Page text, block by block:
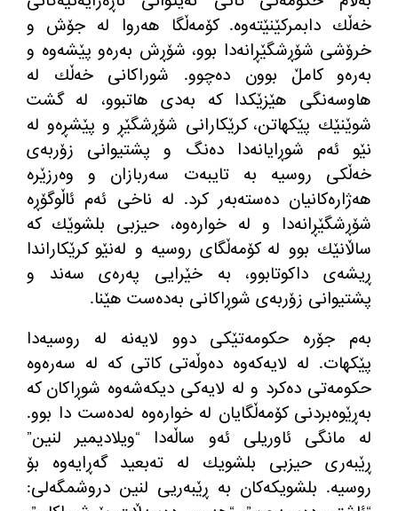
خەڵك دابمركێنێتەوە. كۆمەڵگا هەروا لە جۆش و
خرۆشی شۆڕشگێڕانەدا بوو، شۆڕش بەرەو پێشەوە و
بەرەو كامڵ بوون دەچوو. شوراكانی خەڵك لە
هاوسەنگی هێزێكدا كە بەدی هاتبوو، لە گشت
شوێنێك پێكهاتن، كرێكارانی شۆڕشگێڕ و پێشڕەو لە
نێو ئەم شوڕایانەدا دەنگ و پشتیوانی زۆربەی
خەڵكی روسیە بە تایبەت سەربازان و وەرزێرە
هەژارەكانیان دەستەبەر كرد. لە ناخی ئەم ئاڵوگۆڕە
شۆڕشگێڕانەدا و لە خوارەوە، حیزبی بلشوێك كە
ساڵانێك بوو لە كۆمەڵگای روسیە و لەنێو كرێكاراندا
ڕیشەی داكوتابوو، بە خێرایی پەرەی سەند و
پشتیوانی زۆربەی شوڕاكانی بەدەست هێنا.
بەم جۆرە حكومەتێكی دوو لایەنە لە روسیەدا
پێكهات. لە لایەكەوە دەوڵەتی كاتی كە لە سەرەوە
حكومەتی دەكرد و لە لایەكی دیكەشەوە شوڕاكان كە
بەڕێوەبردنی كۆمەڵگایان لە خوارەوە لەدەست دا بوو.
لە مانگی ئاوریلی ئەو ساڵەدا “ویلادیمیر لنین”
ڕێبەری حیزبی بلشویك لە تەبعید گەڕایەوە بۆ
روسیە. بلشویكەكان بە ڕێبەریی لنین دروشمگەلی: